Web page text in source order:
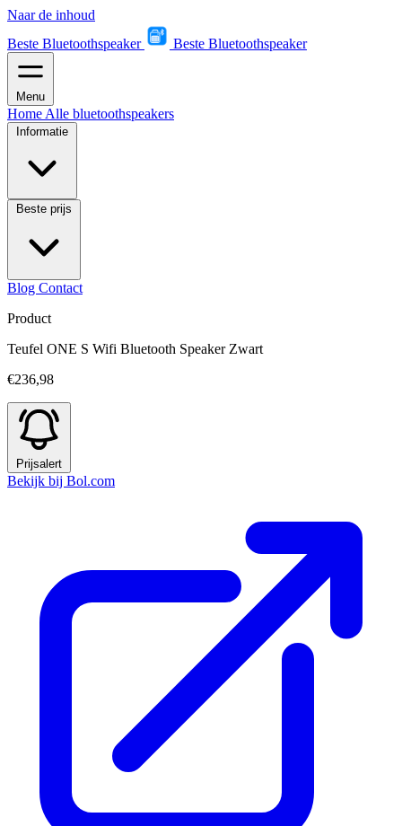
Naar de inhoud
Beste Bluetoothspeaker
Beste Bluetoothspeaker
Menu
Home Alle bluetoothspeakers
Informatie
Beste prijs
Blog Contact
Product
Teufel ONE S Wifi Bluetooth Speaker Zwart
€236,98
Prijsalert
Bekijk bij Bol.com